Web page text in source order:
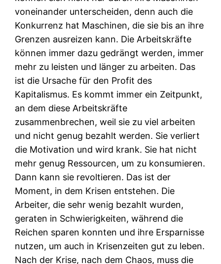
voneinander unterscheiden, denn auch die
Konkurrenz hat Maschinen, die sie bis an ihre
Grenzen ausreizen kann. Die Arbeitskräfte
können immer dazu gedrängt werden, immer
mehr zu leisten und länger zu arbeiten. Das
ist die Ursache für den Profit des
Kapitalismus. Es kommt immer ein Zeitpunkt,
an dem diese Arbeitskräfte
zusammenbrechen, weil sie zu viel arbeiten
und nicht genug bezahlt werden. Sie verliert
die Motivation und wird krank. Sie hat nicht
mehr genug Ressourcen, um zu konsumieren.
Dann kann sie revoltieren. Das ist der
Moment, in dem Krisen entstehen. Die
Arbeiter, die sehr wenig bezahlt wurden,
geraten in Schwierigkeiten, während die
Reichen sparen konnten und ihre Ersparnisse
nutzen, um auch in Krisenzeiten gut zu leben.
Nach der Krise, nach dem Chaos, muss die